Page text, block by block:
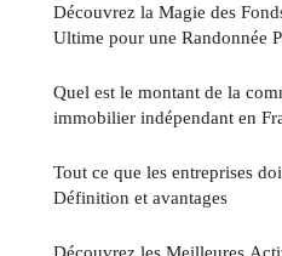
Découvrez la Magie des
Ultime pour une Randonnée
Quel est le montant de la
immobilier indépendant en
Tout ce que les entreprises
Définition et avantages